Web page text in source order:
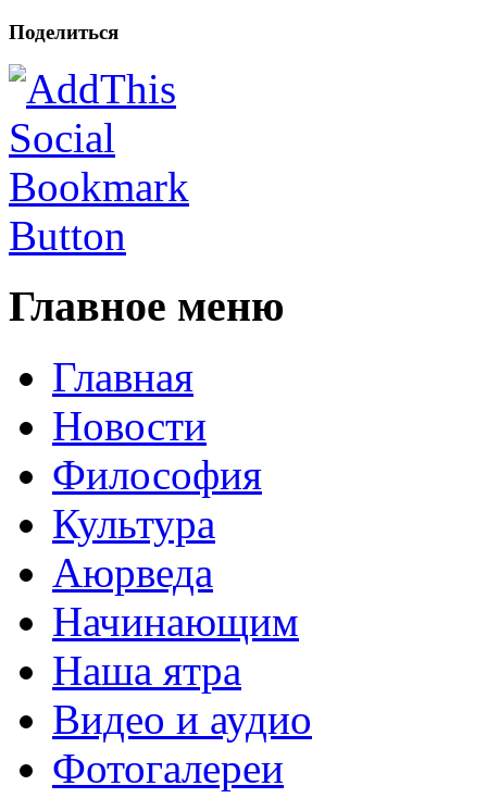
Поделиться
Главное меню
Главная
Новости
Философия
Культура
Аюрведа
Начинающим
Наша ятра
Видео и аудио
Фотогалереи